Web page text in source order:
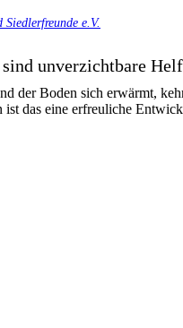
e.V.
unverzichtbare
der Boden sich erwärmt,
das eine erfreuliche